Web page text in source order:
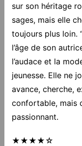
sur son héritage
sages, mais elle
toujours plus loin.
l’âge de son
l’audace et la
jeunesse. Elle ne
avance, cherche,
confortable, mais
passionnant.
★★★★☆